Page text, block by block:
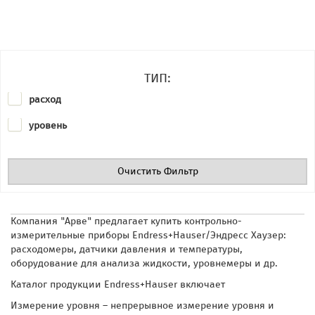
ТИП:
расход
уровень
Очистить Фильтр
Компания "Арве" предлагает купить контрольно-
измерительные приборы Endress+Hauser/Эндресс Хаузер:
расходомеры, датчики давления и температуры,
оборудование для анализа жидкости, уровнемеры и др.
Каталог продукции Endress+Hauser включает
Измерение уровня – непрерывное измерение уровня и